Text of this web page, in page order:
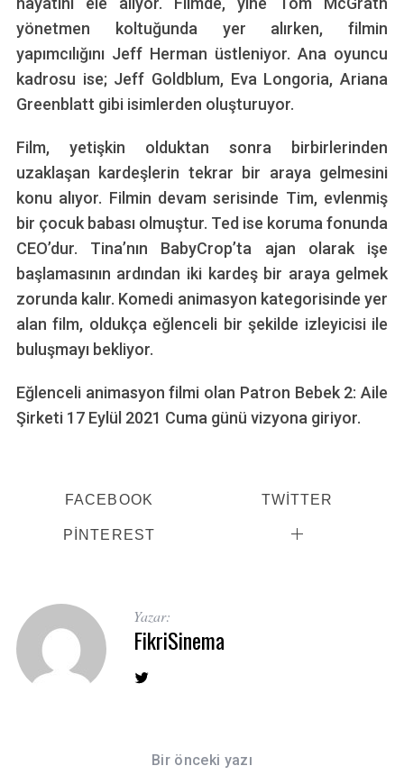
yönetmen koltuğunda yer alırken, filmin
yapımcılığını Jeff Herman üstleniyor. Ana oyuncu
kadrosu ise; Jeff Goldblum, Eva Longoria, Ariana
Greenblatt gibi isimlerden oluşturuyor.
Film, yetişkin olduktan sonra birbirlerinden
uzaklaşan kardeşlerin tekrar bir araya gelmesini
konu alıyor. Filmin devam serisinde Tim, evlenmiş
bir çocuk babası olmuştur. Ted ise koruma fonunda
CEO’dur. Tina’nın BabyCrop’ta ajan olarak işe
başlamasının ardından iki kardeş bir araya gelmek
zorunda kalır. Komedi animasyon kategorisinde yer
alan film, oldukça eğlenceli bir şekilde izleyicisi ile
buluşmayı bekliyor.
Eğlenceli animasyon filmi olan Patron Bebek 2: Aile
Şirketi 17 Eylül 2021 Cuma günü vizyona giriyor.
FACEBOOK TWITTER
PINTEREST
Yazar:
FikriSinema
Bir önceki yazı